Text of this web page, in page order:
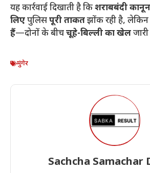
​यह कार्रवाई दिखाती है किशराबबंदी
लिएपुलिसपूरी ताकतझोंक रही है, लेकिन
हैं—दोनों के बीचचूहे-बिल्ली का खेल
मुंगेर
Sachcha Samachar